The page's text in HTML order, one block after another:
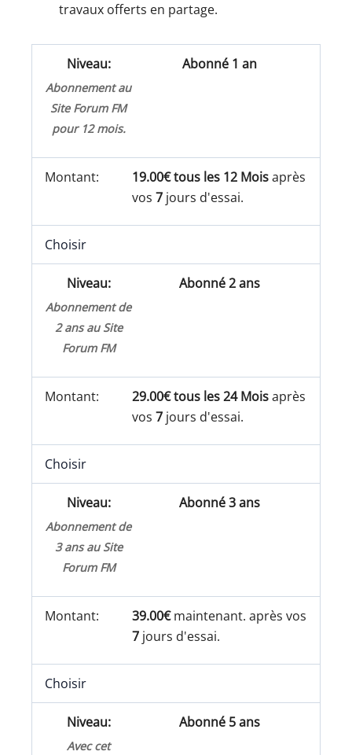
travaux offerts en partage.
Abonné 1 an
Abonnement au
Site Forum FM
pour 12 mois.
19.00€ tous les 12 Moisaprès
vos7 jours d'essai.
Choisir
Abonné 2 ans
Abonnement de
2 ans au Site
Forum FM
29.00€ tous les 24 Moisaprès
vos7 jours d'essai.
Choisir
Abonné 3 ans
Abonnement de
3 ans au Site
Forum FM
39.00€maintenant. après vos
7 jours d'essai.
Choisir
Abonné 5 ans
Avec cet